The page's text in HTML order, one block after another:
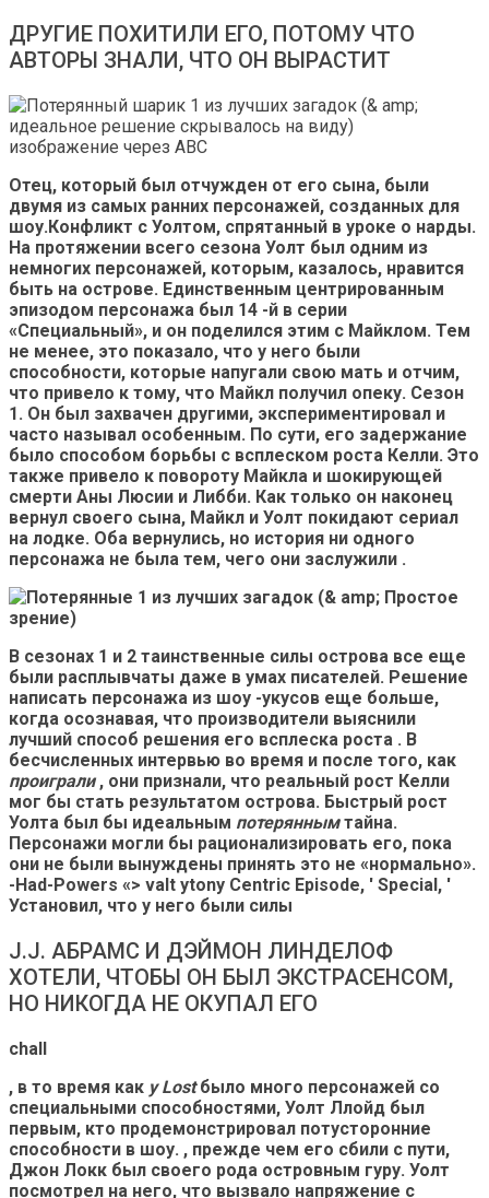
ДРУГИЕ ПОХИТИЛИ ЕГО, ПОТОМУ ЧТО
АВТОРЫ ЗНАЛИ, ЧТО ОН ВЫРАСТИТ
изображение через ABC
Отец, который был отчужден от его сына, были
двумя из самых ранних персонажей, созданных для
шоу.Конфликт с Уолтом, спрятанный в уроке о нарды.
На протяжении всего сезона Уолт был одним из
немногих персонажей, которым, казалось, нравится
быть на острове. Единственным центрированным
эпизодом персонажа был 14 -й в серии
«Специальный», и он поделился этим с Майклом. Тем
не менее, это показало, что у него были
способности, которые напугали свою мать и отчим,
что привело к тому, что Майкл получил опеку. Сезон
1. Он был захвачен другими, экспериментировал и
часто называл особенным. По сути, его задержание
было способом борьбы с всплеском роста Келли. Это
также привело к повороту Майкла и шокирующей
смерти Аны Люсии и Либби. Как только он наконец
вернул своего сына, Майкл и Уолт покидают сериал
на лодке. Оба вернулись, но история ни одного
персонажа не была тем, чего они заслужили .
В сезонах 1 и 2 таинственные силы острова все еще
были расплывчаты даже в умах писателей. Решение
написать персонажа из шоу -укусов еще больше,
когда осознавая, что производители выяснили
лучший способ решения его всплеска роста . В
бесчисленных интервью во время и после того, как
проиграли , они признали, что реальный рост Келли
мог бы стать результатом острова. Быстрый рост
Уолта был бы идеальным потеряннымтайна.
Персонажи могли бы рационализировать его, пока
они не были вынуждены принять это не «нормально».
-Had-Powers «> valt ytony Centric Episode, ' Special, '
Установил, что у него были силы
J.J. АБРАМС И ДЭЙМОН ЛИНДЕЛОФ
ХОТЕЛИ, ЧТОБЫ ОН БЫЛ ЭКСТРАСЕНСОМ,
НО НИКОГДА НЕ ОКУПАЛ ЕГО
chall
, в то время как у Lostбыло много персонажей со
специальными способностями, Уолт Ллойд был
первым, кто продемонстрировал потусторонние
способности в шоу. , прежде чем его сбили с пути,
Джон Локк был своего рода островным гуру. Уолт
посмотрел на него, что вызвало напряжение с